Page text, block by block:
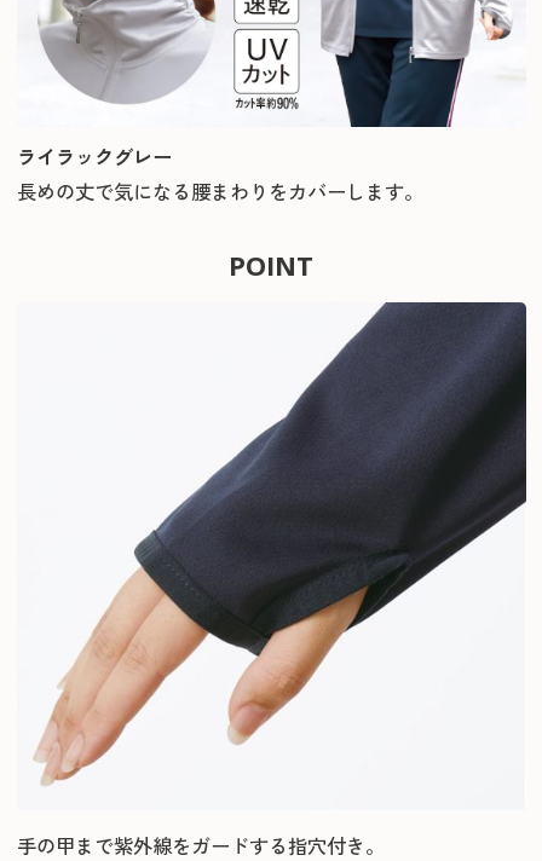
ライラックグレー
長めの丈で気になる腰まわりをカバーします。
POINT
手の甲まで紫外線をガードする指穴付き。